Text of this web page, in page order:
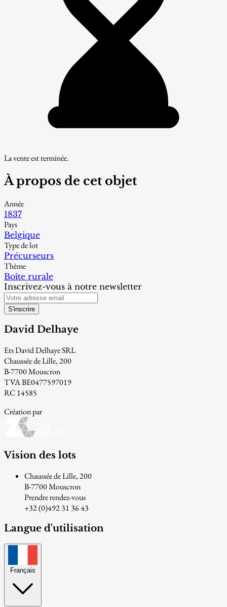
La vente est terminée.
À propos de cet objet
Année
1837
Pays
Belgique
Type de lot
Précurseurs
Thème
Boîte rurale
Inscrivez-vous à notre newsletter
S'inscrire
David Delhaye
Ets David Delhaye SRL
Chaussée de Lille, 200
B-7700 Mouscron
TVA BE0477597019
RC 14585
Création par
Vision des lots
Chaussée de Lille, 200
B-7700 Mouscron
Prendre rendez-vous
+32 (0)492 31 36 43
Langue d'utilisation
Français